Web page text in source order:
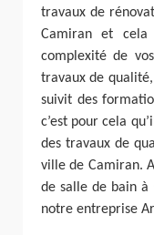
travaux de
Camiran et
complexité de
travaux de
suivit des
c’est pour cela
des travaux de
ville de Camiran.
de salle de bain à
notre entreprise